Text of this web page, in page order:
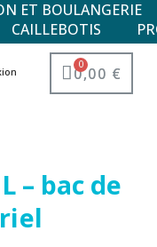
ET BOULANGERIE
CAILLEBOTIS
0,00 €
– bac de